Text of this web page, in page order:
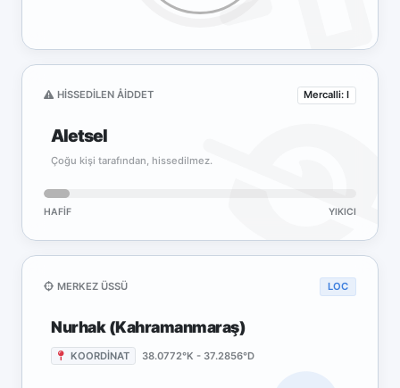
HISSEDILEN ÅIDDET Mercalli: I
Aletsel
Çoğu kişi tarafından, hissedilmez.
HAFIF YIKICI
MERKEZ ÜSSÜ LOC
Nurhak (Kahramanmaraş)
KOORDİNAT 38.0772°K - 37.2856°D